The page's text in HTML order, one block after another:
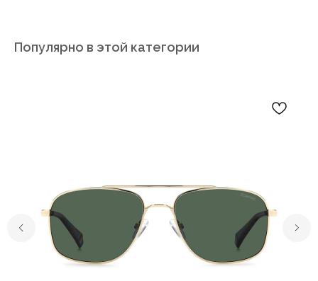
Популярно в этой категории
Мы в соц. сетях